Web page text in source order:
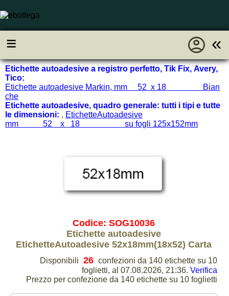
≡ «
account_circle
Etichette autoadesive a registro perfetto, Tik Fix, Avery,
Tico:
Etichette autoadesive Markin, mm 52 x 18 Bian
che
Etichette autoadesive, quadro generale: tutti i tipi e tutte
le dimensioni: , EtichetteAutoadesive
mm 52 x 18 su fogli 125x152mm
Codice: SOG10036
Etichette autoadesive
EtichetteAutoadesive 52x18mm(18x52) Carta
Disponibili 26 confezioni da 140 etichette su 10
foglietti, al 07.08.2026, 21:36. Verifica
Prezzo per confezione da 140 etichette su 10 foglietti